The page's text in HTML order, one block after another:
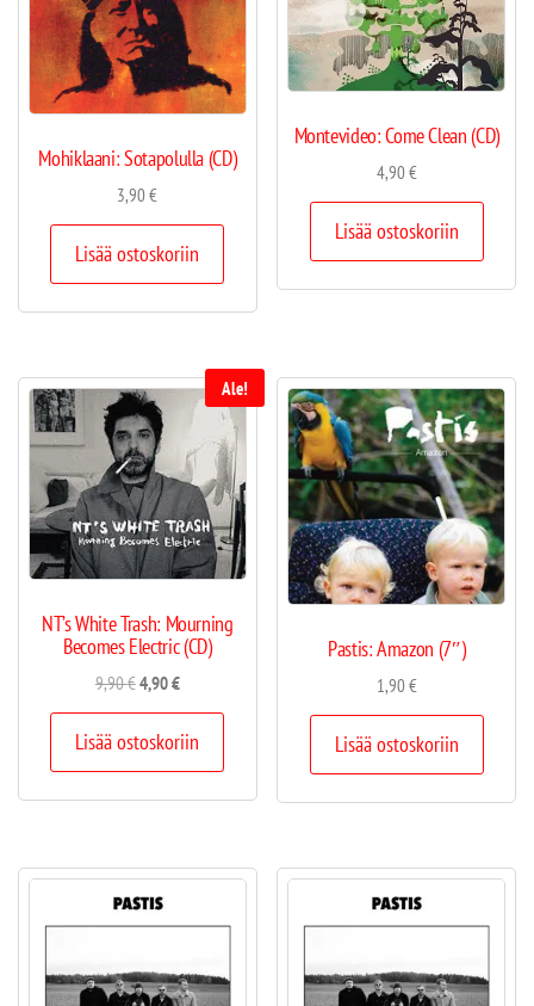
Mohiklaani: Sotapolulla (CD)
3,90€
Lisää ostoskoriin
Montevideo: Come Clean (CD)
4,90€
Lisää ostoskoriin
Ale!
NT’s White Trash: Mourning
Becomes Electric (CD)
9,90€4,90€
Lisää ostoskoriin
Pastis: Amazon (7″)
1,90€
Lisää ostoskoriin